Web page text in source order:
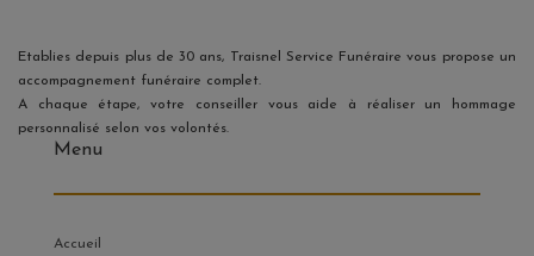
Etablies depuis plus de 30 ans, Traisnel Service Funéraire vous propose un
accompagnement funéraire complet.
A chaque étape, votre conseiller vous aide à réaliser un hommage
personnalisé selon vos volontés.
Menu
Accueil